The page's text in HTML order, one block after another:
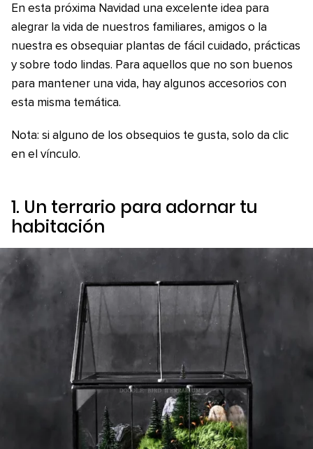
En esta próxima Navidad una excelente idea para
alegrar la vida de nuestros familiares, amigos o la
nuestra es obsequiar plantas de fácil cuidado, prácticas
y sobre todo lindas. Para aquellos que no son buenos
para mantener una vida, hay algunos accesorios con
esta misma temática.
Nota: si alguno de los obsequios te gusta, solo da clic
en el vínculo.
1. Un terrario para adornar tu
habitación